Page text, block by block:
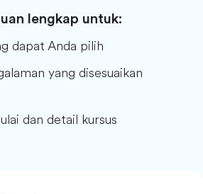
lengkap untuk:
dapat Anda pilih
yang disesuaikan
dan detail kursus